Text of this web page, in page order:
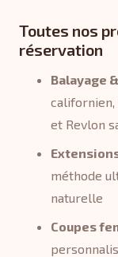
Toutes nos
réservation
Balayage
californien,
et Revlon
méthode
naturelle
Coupes